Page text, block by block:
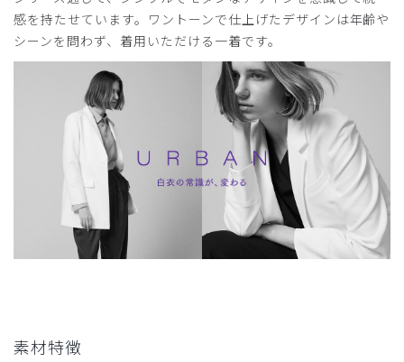
かっこいいです
生地もいいので
M11レディース白衣:アーバンLABコート/白/M
役に立った
ご購入者様
購入確認済み
2025-10-10
てしまい、再度購入しました。
感を持たせています。ワントーンで仕上げたデザインは年齢や
シーンを問わず、着用いただける一着です。
素材特徴